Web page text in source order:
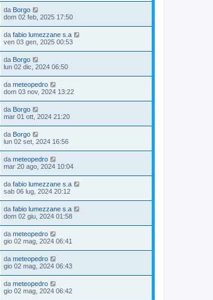
da Borgo
dom 02 feb, 2025 17:50
da fabio lumezzane s.a
ven 03 gen, 2025 00:53
da Borgo
lun 02 dic, 2024 06:50
da meteopedro
dom 03 nov, 2024 13:22
da Borgo
mar 01 ott, 2024 21:20
da Borgo
lun 02 set, 2024 16:56
da meteopedro
mar 20 ago, 2024 10:04
da fabio lumezzane s.a
sab 06 lug, 2024 20:12
da fabio lumezzane s.a
dom 02 giu, 2024 01:58
da meteopedro
gio 02 mag, 2024 06:41
da meteopedro
gio 02 mag, 2024 06:43
da meteopedro
gio 02 mag, 2024 06:42